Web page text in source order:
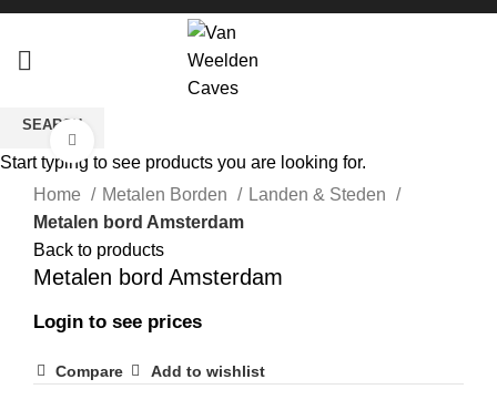
Home Metalen Borden
Landen & Steden
Metalen bord Amsterdam
Back to products
Metalen bord Amsterdam
Login to see prices
Compare Add to wishlist
SEARCH
Start typing to see products you are looking for.